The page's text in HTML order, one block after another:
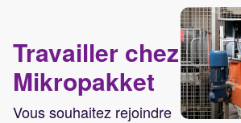
Travailler chez
Mikropakket
Vous souhaitez rejoindre